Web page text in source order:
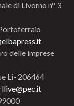
di Livorno n° 3
delle imprese
Li- 206464